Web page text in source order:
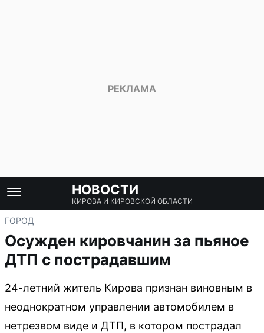
НОВОСТИ
КИРОВА И КИРОВСКОЙ ОБЛАСТИ
ГОРОД
Осужден кировчанин за пьяное
ДТП с пострадавшим
24-летний житель Кирова признан виновным в
неоднократном управлении автомобилем в
нетрезвом виде и ДТП, в котором пострадал